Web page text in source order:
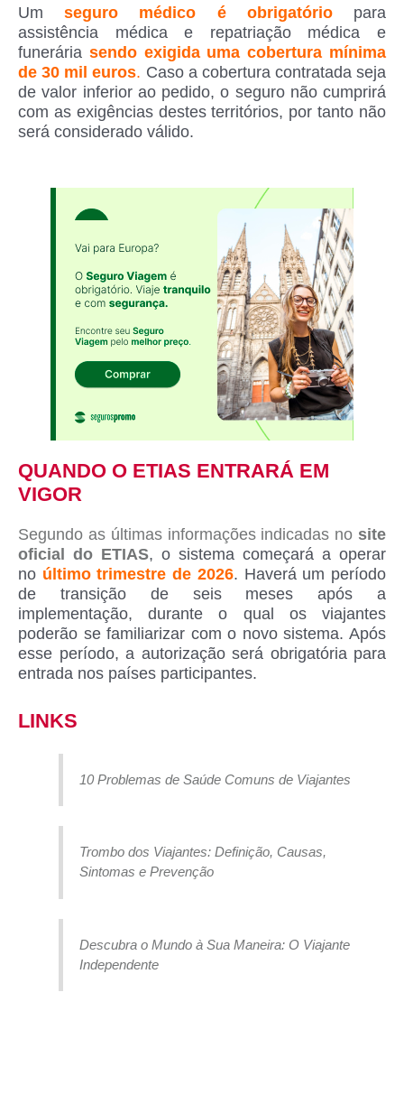
Umseguro médico é obrigatóriopara
assistência médica e repatriação médica e
funerária sendo exigida uma cobertura mínima
de 30 mil euros. Caso a cobertura contratada seja
de valor inferior ao pedido, o seguro não cumprirá
com as exigências destes territórios, por tanto não
será considerado válido.
QUANDO O ETIAS ENTRARÁ EM
VIGOR
Segundo as últimas informações indicadas no site
oficial do ETIAS, o sistema começará a operar
no último trimestre de 2026. Haverá um período
de transição de seis meses após a
implementação, durante o qual os viajantes
poderão se familiarizar com o novo sistema. Após
esse período, a autorização será obrigatória para
entrada nos países participantes.
LINKS
10 Problemas de Saúde Comuns de Viajantes
Trombo dos Viajantes: Definição, Causas,
Sintomas e Prevenção
Descubra o Mundo à Sua Maneira: O Viajante
Independente